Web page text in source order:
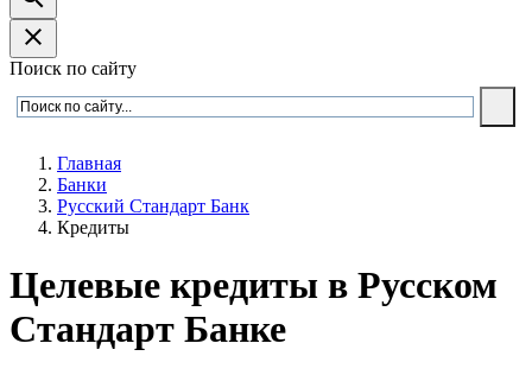
close
Поиск по сайту
Главная
Банки
Русский Стандарт Банк
Кредиты
Целевые кредиты в Русском
Стандарт Банке